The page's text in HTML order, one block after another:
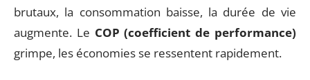
brutaux, la consommation baisse, la durée de vie
augmente. Le COP (coefficient de performance)
grimpe, les économies se ressentent rapidement.